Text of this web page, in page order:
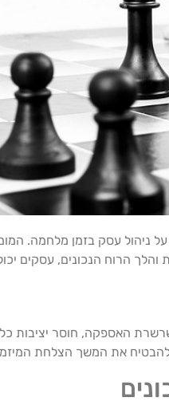
שנים, בעל נקודת מבט ייחודית על ניהול
הרוח הנכונים, עסקים
האספקה, חוסר יציבות
להבטיח את המשך הצלחת